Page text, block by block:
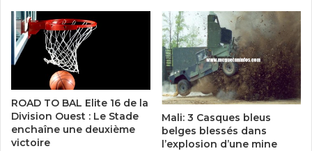
ROAD TO BAL Elite 16 de la
Division Ouest : Le Stade
enchaîne une deuxième
victoire
Mali: 3 Casques bleus
belges blessés dans
l’explosion d’une mine